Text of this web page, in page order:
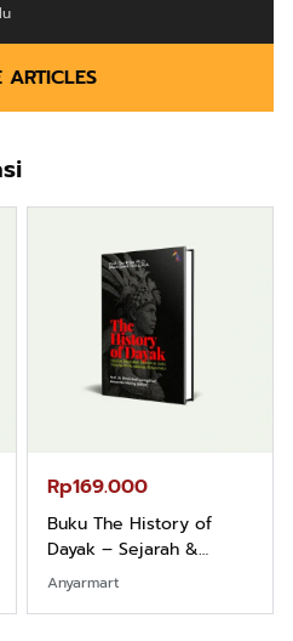
ARTICLES
Rp169.000
Buku The History of
Dayak – Sejarah &
Identitas Borneo Asli
Anyarmart